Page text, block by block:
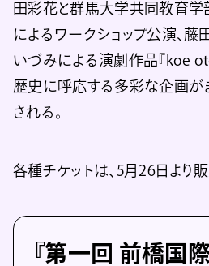
田彩花と群馬大学共同教育
によるワークショップ公演、藤
いづみによる演劇作品『koe
歴史に呼応する多彩な企画が
される。
各種チケットは、5月26日より販
『第⼀回 前橋国